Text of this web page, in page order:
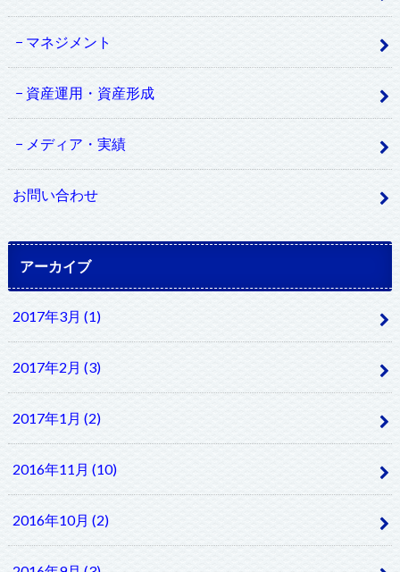
マネジメント
資産運用・資産形成
メディア・実績
お問い合わせ
アーカイブ
2017年3月 (1)
2017年2月 (3)
2017年1月 (2)
2016年11月 (10)
2016年10月 (2)